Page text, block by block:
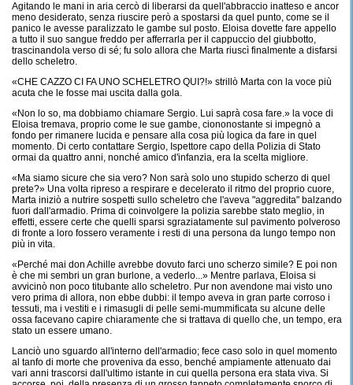
Agitando le mani in aria cercò di liberarsi da quell'abbraccio inatteso e ancor
meno desiderato, senza riuscire però a spostarsi da quel punto, come se il
panico le avesse paralizzato le gambe sul posto. Eloisa dovette fare appello
a tutto il suo sangue freddo per afferrarla per il cappuccio del giubbotto,
trascinandola verso di sé; fu solo allora che Marta riuscì finalmente a disfarsi
dello scheletro.
«CHE CAZZO CI FA UNO SCHELETRO QUI?!» strillò Marta con la voce più
acuta che le fosse mai uscita dalla gola.
«Non lo so, ma dobbiamo chiamare Sergio. Lui saprà cosa fare.» la voce di
Eloisa tremava, proprio come le sue gambe, ciononostante si impegnò a
fondo per rimanere lucida e pensare alla cosa più logica da fare in quel
momento. Di certo contattare Sergio, Ispettore capo della Polizia di Stato
ormai da quattro anni, nonché amico d'infanzia, era la scelta migliore.
«Ma siamo sicure che sia vero? Non sarà solo uno stupido scherzo di quel
prete?» Una volta ripreso a respirare e decelerato il ritmo del proprio cuore,
Marta iniziò a nutrire sospetti sullo scheletro che l'aveva "aggredita" balzando
fuori dall'armadio. Prima di coinvolgere la polizia sarebbe stato meglio, in
effetti, essere certe che quelli sparsi sgraziatamente sul pavimento polveroso
di fronte a loro fossero veramente i resti di una persona da lungo tempo non
più in vita.
«Perché mai don Achille avrebbe dovuto farci uno scherzo simile? E poi non
è che mi sembri un gran burlone, a vederlo...» Mentre parlava, Eloisa si
avvicinò non poco titubante allo scheletro. Pur non avendone mai visto uno
vero prima di allora, non ebbe dubbi: il tempo aveva in gran parte corroso i
tessuti, ma i vestiti e i rimasugli di pelle semi-mummificata su alcune delle
ossa facevano capire chiaramente che si trattava di quello che, un tempo, era
stato un essere umano.
Lanciò uno sguardo all'interno dell'armadio; fece caso solo in quel momento
al tanfo di morte che proveniva da esso, benché ampiamente attenuato dai
vari anni trascorsi dall'ultimo istante in cui quella persona era stata viva. Si